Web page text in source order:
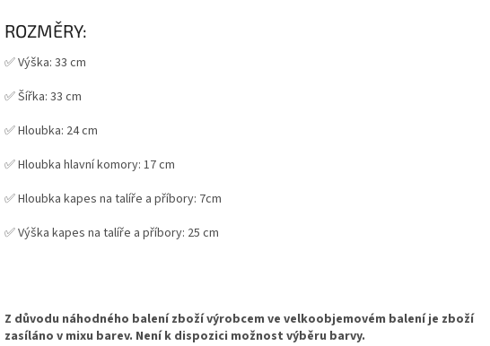
ROZMĚRY:
✅ Výška: 33 cm
✅ Šířka: 33 cm
✅ Hloubka: 24 cm
✅ Hloubka hlavní komory: 17 cm
✅ Hloubka kapes na talíře a příbory: 7cm
✅ Výška kapes na talíře a příbory: 25 cm
Z důvodu náhodného balení zboží výrobcem ve velkoobjemovém balení je zboží
zasíláno v mixu barev. Není k dispozici možnost výběru barvy.